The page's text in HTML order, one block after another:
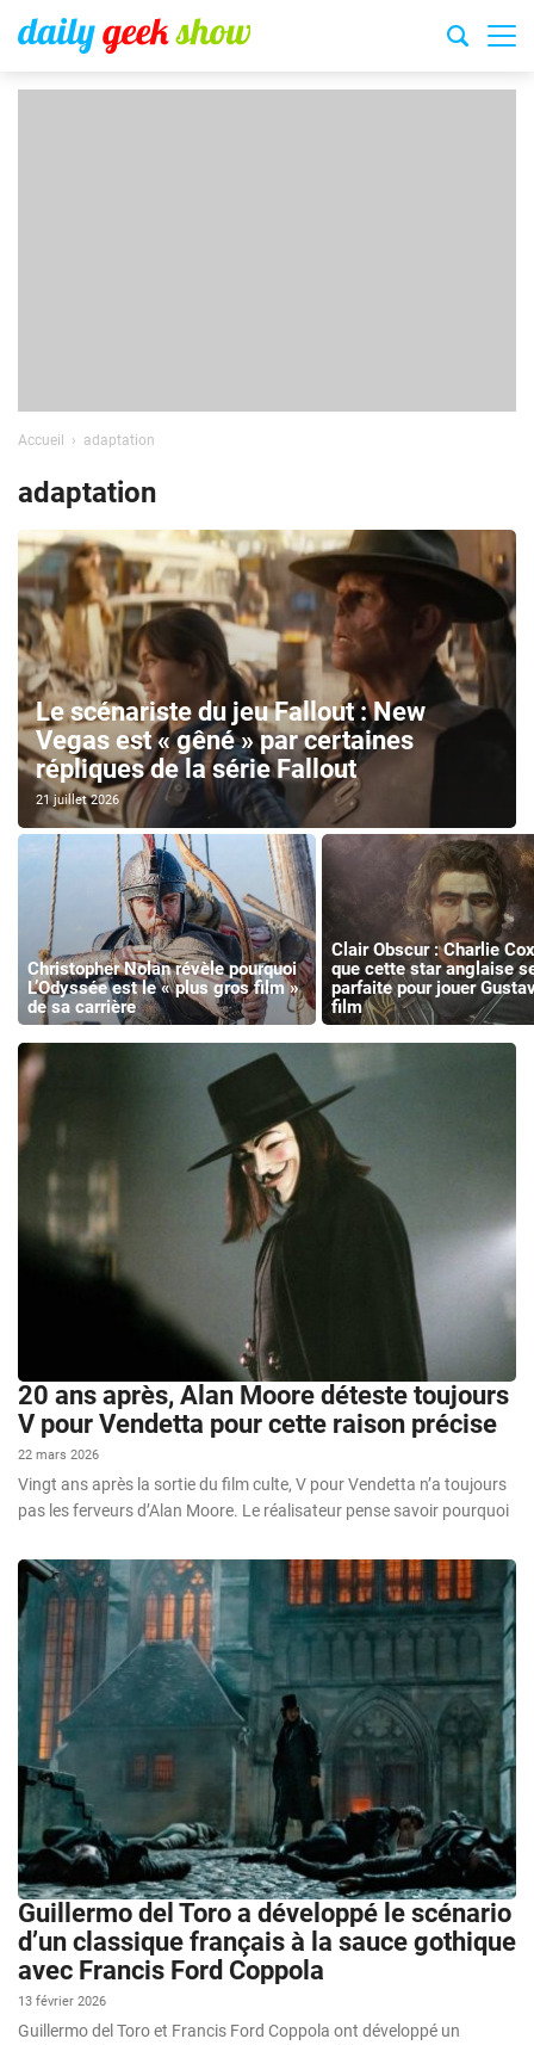
Accueil adaptation
adaptation
Le scénariste du jeu Fallout : New
Vegas est « gêné » par certaines
répliques de la série Fallout
21 juillet 2026
Christopher Nolan révèle pourquoi
L’Odyssée est le « plus gros film »
de sa carrière
Clair Obscur : Charlie
que cette star anglaise
parfaite pour jouer
film
20 ans après, Alan Moore déteste toujours
V pour Vendetta pour cette raison précise
22 mars 2026
Vingt ans après la sortie du film culte, V pour Vendetta n’a toujours
pas les ferveurs d’Alan Moore. Le réalisateur pense savoir pourquoi
Guillermo del Toro a développé le scénario
d’un classique français à la sauce gothique
avec Francis Ford Coppola
13 février 2026
Guillermo del Toro et Francis Ford Coppola ont développé un